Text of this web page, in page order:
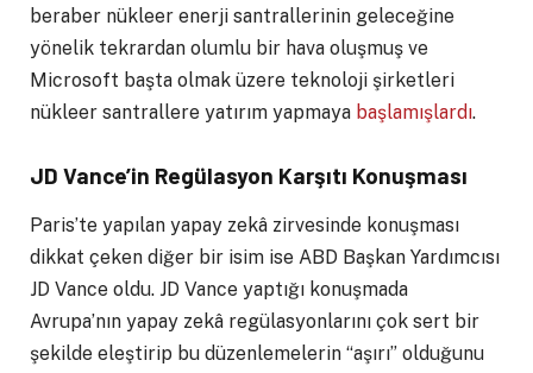
beraber nükleer enerji santrallerinin geleceğine
yönelik tekrardan olumlu bir hava oluşmuş ve
Microsoft başta olmak üzere teknoloji şirketleri
nükleer santrallere yatırım yapmaya başlamışlardı.
JD Vance’in Regülasyon Karşıtı Konuşması
Paris’te yapılan yapay zekâ zirvesinde konuşması
dikkat çeken diğer bir isim ise ABD Başkan Yardımcısı
JD Vance oldu. JD Vance yaptığı konuşmada
Avrupa’nın yapay zekâ regülasyonlarını çok sert bir
şekilde eleştirip bu düzenlemelerin “aşırı” olduğunu